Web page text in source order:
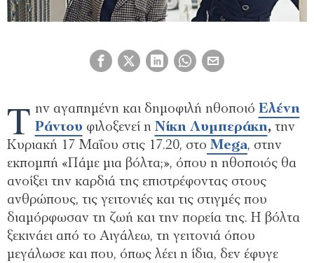
T ην αγαπημένη και δημοφιλή ηθοποιό Ελένη
Ράντου φιλοξενεί η Νίκη Λυμπεράκη, την
Κυριακή 17 Μαΐου στις 17.20, στο Mega, στην
εκπομπή «Πάμε μια βόλτα;», όπου η ηθοποιός θα
ανοίξει την καρδιά της επιστρέφοντας στους
ανθρώπους, τις γειτονιές και τις στιγμές που
διαμόρφωσαν τη ζωή και την πορεία της. Η βόλτα
ξεκινάει από το Αιγάλεω, τη γειτονιά όπου
μεγάλωσε και που, όπως λέει η ίδια, δεν έφυγε